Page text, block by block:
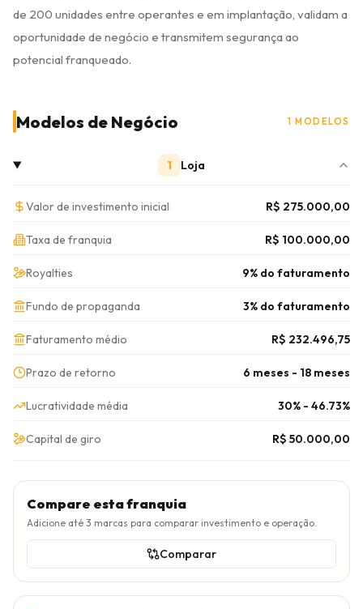
de 200 unidades entre operantes e em implantação, validam a
oportunidade de negócio e transmitem segurança ao
potencial franqueado.
Modelos de Negócio 1 MODELOS
1 Loja
Valor de investimento inicial R$ 275.000,00
Taxa de franquia R$ 100.000,00
Royalties 9% do faturamento
Fundo de propaganda 3% do faturamento
Faturamento médio R$ 232.496,75
Prazo de retorno 6 meses - 18 meses
Lucratividade média 30% - 46.73%
Capital de giro R$ 50.000,00
Compare esta franquia
Adicione até 3 marcas para comparar investimento e operação.
Comparar